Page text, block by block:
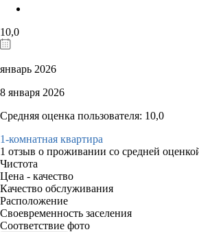
10,0
январь 2026
8 января 2026
Средняя оценка пользователя: 10,0
1-комнатная квартира
1 отзыв о проживании со средней
Чистота
Цена - качество
Качество обслуживания
Расположение
Своевременность заселения
Соответствие фото